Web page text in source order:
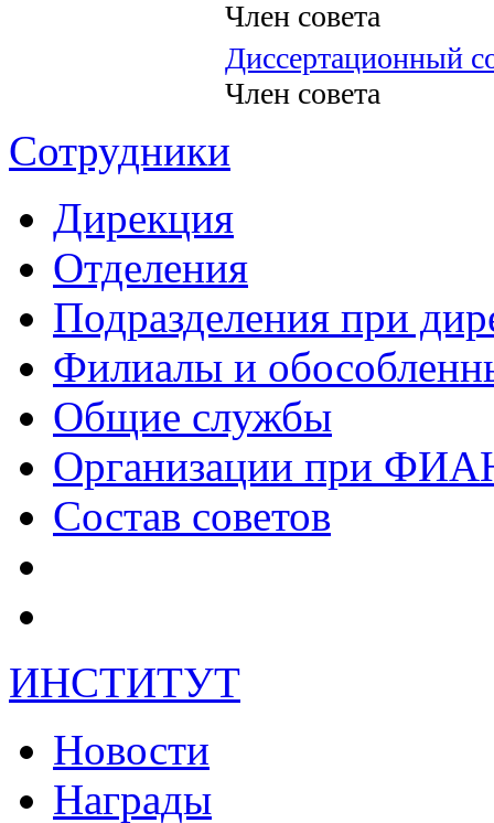
Член совета
Диссертационный
Член совета
Сотрудники
Дирекция
Отделения
Подразделения при
Филиалы и
Общие службы
Организации при
Состав советов
ИНСТИТУТ
Новости
Награды